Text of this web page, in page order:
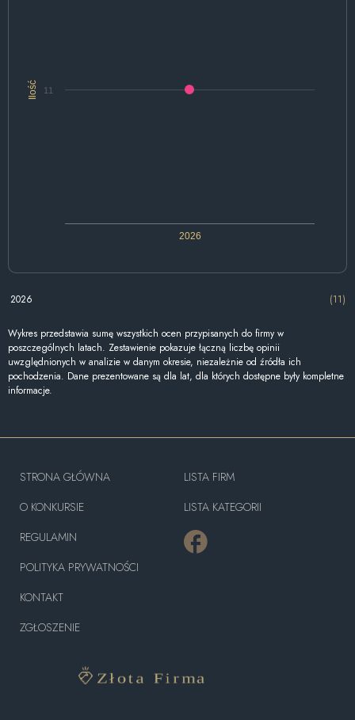
Ilość
2026
11
2026 (11)
Wykres przedstawia sumę wszystkich ocen przypisanych do firmy w
poszczególnych latach. Zestawienie pokazuje łączną liczbę opinii
uwzględnionych w analizie w danym okresie, niezależnie od źródła ich
pochodzenia. Dane prezentowane są dla lat, dla których dostępne były kompletne
informacje.
STRONA GŁÓWNA
O KONKURSIE
REGULAMIN
POLITYKA PRYWATNOŚCI
KONTAKT
ZGŁOSZENIE
LISTA FIRM
LISTA KATEGORII